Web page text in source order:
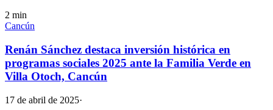
2 min
Cancún
Renán Sánchez destaca inversión histórica en
programas sociales 2025 ante la Familia Verde en
Villa Otoch, Cancún
17 de abril de 2025·